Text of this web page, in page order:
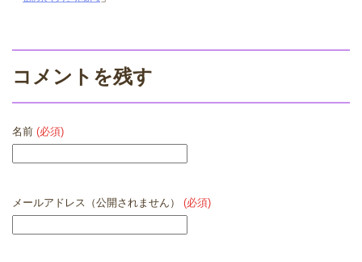
コメントを残す
名前 (必須)
メールアドレス（公開されません） (必須)